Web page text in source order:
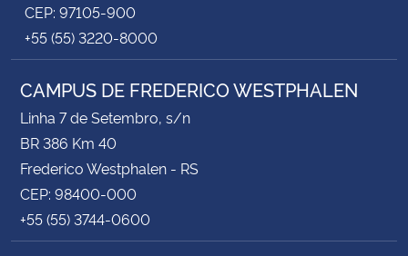
CEP: 97105-900
+55 (55) 3220-8000
CAMPUS DE FREDERICO WESTPHALEN
Linha 7 de Setembro, s/n
BR 386 Km 40
Frederico Westphalen - RS
CEP: 98400-000
+55 (55) 3744-0600